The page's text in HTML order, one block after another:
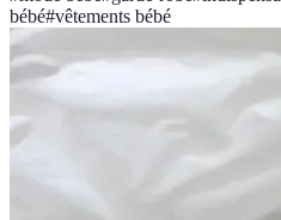
bébé#vêtements bébé